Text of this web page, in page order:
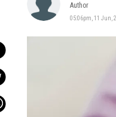
Author
05:06pm, 11 Jun,